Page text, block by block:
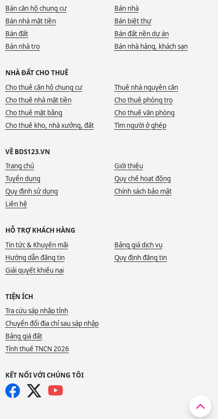
Bán căn hộ chung cư
Bán nhà
Bán nhà mặt tiền
Bán biệt thự
Bán đất
Bán đất nền dự án
Bán nhà trọ
Bán nhà hàng, khách sạn
NHÀ ĐẤT CHO THUÊ
Cho thuê căn hộ chung cư
Thuê nhà nguyên căn
Cho thuê nhà mặt tiền
Cho thuê phòng trọ
Cho thuê mặt bằng
Cho thuê văn phòng
Cho thuê kho, nhà xưởng, đất
Tìm người ở ghép
VỀ BDS123.VN
Trang chủ
Giới thiệu
Tuyển dụng
Quy chế hoạt động
Quy định sử dụng
Chính sách bảo mật
Liên hệ
HỖ TRỢ KHÁCH HÀNG
Tin tức & Khuyến mãi
Bảng giá dịch vụ
Hướng dẫn đăng tin
Quy định đăng tin
Giải quyết khiếu nại
TIỆN ÍCH
Tra cứu sáp nhập tỉnh
Chuyển đổi địa chỉ sau sáp nhập
Bảng giá đất
Tính thuế TNCN 2026
KẾT NỐI VỚI CHÚNG TÔI